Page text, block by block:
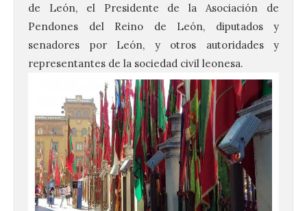
de León, el Presidente de la Asociación de
Pendones del Reino de León, diputados y
senadores por León, y otros autoridades y
representantes de la sociedad civil leonesa.